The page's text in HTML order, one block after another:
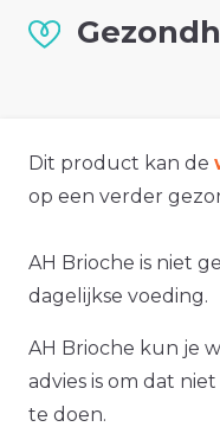
Dit product kan de
op een verder
AH Brioche is niet
dagelijkse voeding.
AH Brioche kun je
advies is om dat
te doen.